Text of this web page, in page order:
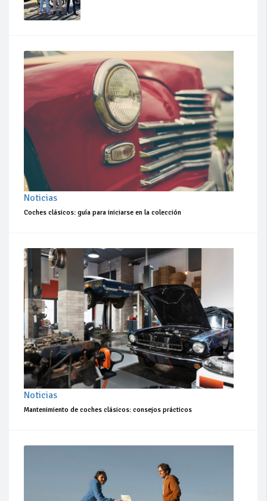
Noticias
Coches clásicos: guía para iniciarse en la colección
Noticias
Mantenimiento de coches clásicos: consejos prácticos